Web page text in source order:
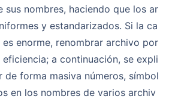
sus nombres, haciendo que los ar
y estandarizados. Si la ca
enorme, renombrar archivo por
a continuación, se expli
de forma masiva números, símbol
en los nombres de varios archiv